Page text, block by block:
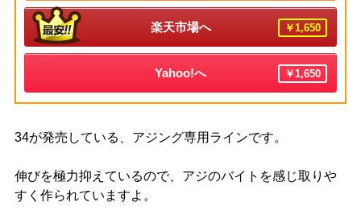
楽天市場へ ￥1,650
Yahoo!へ ￥1,650
34が発売している、アジング専用ラインです。
伸びを極力抑えているので、アジのバイトを感じ取りや
すく作られていますよ。